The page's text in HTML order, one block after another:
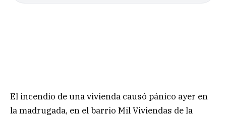
El incendio de una vivienda causó pánico ayer en
la madrugada, en el barrio Mil Viviendas de la